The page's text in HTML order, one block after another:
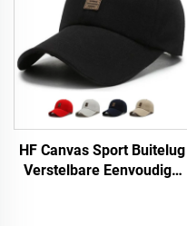
HF Canvas Sport Buitelug
Verstelbare Eenvoudige